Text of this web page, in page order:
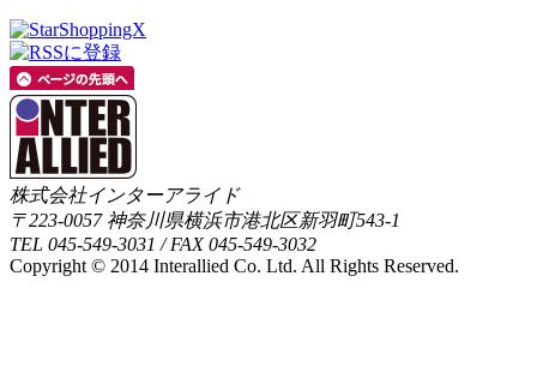
株式会社インターアライド
〒223-0057 神奈川県横浜市港北区新羽町543-1
TEL 045-549-3031 / FAX 045-549-3032
Copyright © 2014 Interallied Co. Ltd. All Rights Reserved.